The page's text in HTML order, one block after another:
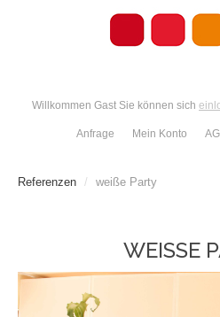
Willkommen Gast Sie können sich
Anfrage Mein Konto
Referenzen / weiße Party
WEISSE